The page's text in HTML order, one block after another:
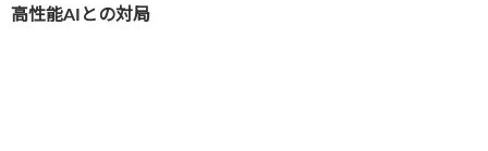
高性能AIとの対局